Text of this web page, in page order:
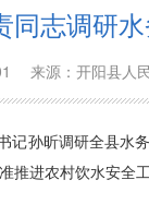
同志调研
来源：开阳县
记孙昕调研全县水
推进农村饮水安